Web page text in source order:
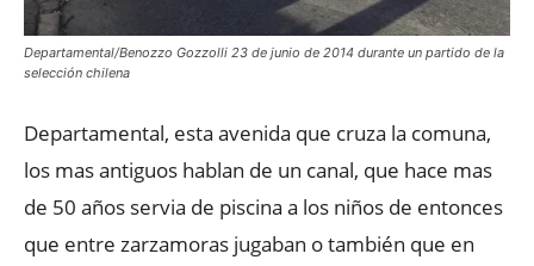
Departamental/Benozzo Gozzolli 23 de junio de 2014 durante un partido de la
selección chilena
Departamental, esta avenida que cruza la comuna,
los mas antiguos hablan de un canal, que hace mas
de 50 años servia de piscina a los niños de entonces
que entre zarzamoras jugaban o también que en